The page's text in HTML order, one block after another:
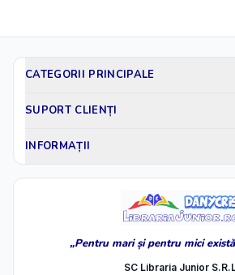
CATEGORII PRINCIPALE
SUPORT CLIENȚI
INFORMAȚII
„Pentru mari și pentru mici
SC Libraria Junior